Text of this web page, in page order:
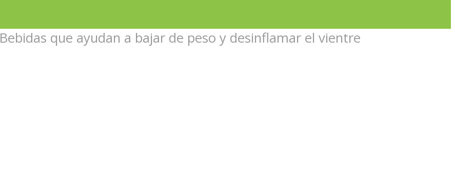
Bebidas que ayudan a bajar de peso y desinflamar el vientre